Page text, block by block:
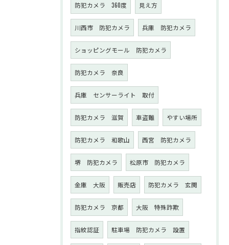
防犯カメラ 360度 見え方
川西市 防犯カメラ 兵庫 防犯カメラ
ショッピングモール 防犯カメラ
防犯カメラ 奈良
兵庫 センサーライト 取付
防犯カメラ 滋賀 車盗難 やすい場所
防犯カメラ 和歌山 西宮 防犯カメラ
堺 防犯カメラ 松原市 防犯カメラ
金庫 大阪 販売店 防犯カメラ 玄関
防犯カメラ 京都 大阪 特殊詐欺
指紋認証 駐車場 防犯カメラ 設置